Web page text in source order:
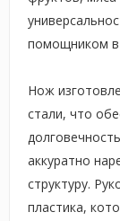
помощником в
Нож
стали, что
аккуратно
структуру.
пластика,